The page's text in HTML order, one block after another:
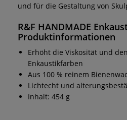
und für die Gestaltung von
R&F HANDMADE
Produktinformationen
Erhöht die Viskosität und
Enkaustikfarben
Aus 100 % reinem
Lichtecht und
Inhalt: 454 g